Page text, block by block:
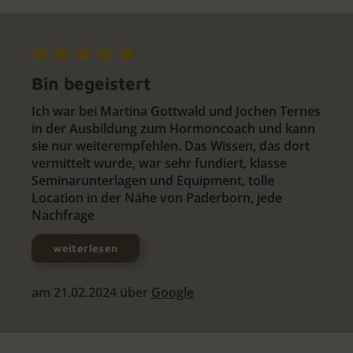
Bin begeistert
Ich war bei Martina Gottwald und Jochen Ternes
in der Ausbildung zum Hormoncoach und kann
sie nur weiterempfehlen. Das Wissen, das dort
vermittelt wurde, war sehr fundiert, klasse
Seminarunterlagen und Equipment, tolle
Location in der Nähe von Paderborn, jede
Nachfrage
weiterlesen
am 21.02.2024 über Google